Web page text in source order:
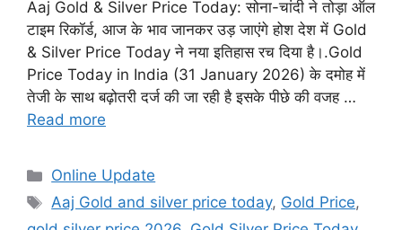
Aaj Gold & Silver Price Today: सोना-चांदी ने तोड़ा ऑल
टाइम रिकॉर्ड, आज के भाव जानकर उड़ जाएंगे होश देश में Gold
& Silver Price Today ने नया इतिहास रच दिया है।.Gold
Price Today in India (31 January 2026) के दमोह में
तेजी के साथ बढ़ोतरी दर्ज की जा रही है इसके पीछे की वजह …
Read more
Categories
Online Update
Tags
Aaj Gold and silver price today, Gold Price,